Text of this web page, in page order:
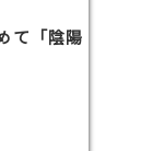
て「陰陽